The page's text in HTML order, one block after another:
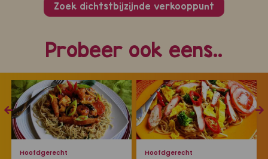
Zoek dichtstbijzijnde verkooppunt
Probeer ook eens..
Hoofdgerecht Hoofdgerecht